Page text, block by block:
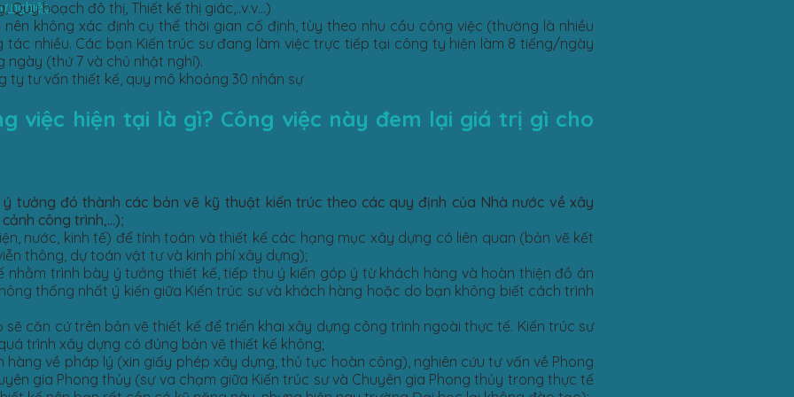
nghiệp
Quy hoạch đô thị, Thiết kế thị giác,..v.v…)
không xác định cụ thể thời gian cố định, tùy theo nhu cầu công việc (thường là nhiều
nhiều. Các bạn Kiến trúc sư đang làm việc trực tiếp tại công ty hiện làm 8 tiếng/ngày
ngày (thứ 7 và chủ nhật nghỉ).
ty tư vấn thiết kế, quy mô khoảng 30 nhân sự
việc hiện tại là gì? Công việc này đem lại giá trị gì cho
tưởng đó thành các bản vẽ kỹ thuật kiến trúc theo các quy định của Nhà nước về xây
công trình,…);
nước, kinh tế) để tính toán và thiết kế các hạng mục xây dựng có liên quan (bản vẽ kết
thông, dự toán vật tư và kinh phí xây dựng);
nhằm trình bày ý tưởng thiết kế, tiếp thu ý kiến góp ý từ khách hàng và hoàn thiện đồ án
thống nhất ý kiến giữa Kiến trúc sư và khách hàng hoặc do bạn không biết cách trình
căn cứ trên bản vẽ thiết kế để triển khai xây dựng công trình ngoài thực tế. Kiến trúc sư
trình xây dựng có đúng bản vẽ thiết kế không;
về pháp lý (xin giấy phép xây dựng, thủ tục hoàn công), nghiên cứu tư vấn về Phong
gia Phong thủy (sự va chạm giữa Kiến trúc sư và Chuyên gia Phong thủy trong thực tế